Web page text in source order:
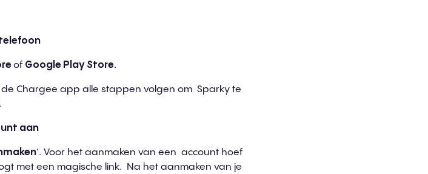
n
of Google Play Store.
Chargee app alle stappen volgen om Sparky te
nt aan
aken‘. Voor het aanmaken van een account hoef
met een magische link. Na het aanmaken van je